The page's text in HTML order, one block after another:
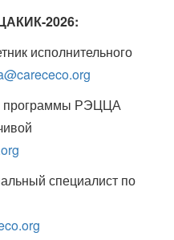
2026:
исполнительного
программы РЭЦЦА
специалист по